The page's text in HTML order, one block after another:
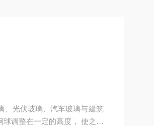
、光伏玻璃、汽车玻璃与建筑
调整在一定的高度， 使之自